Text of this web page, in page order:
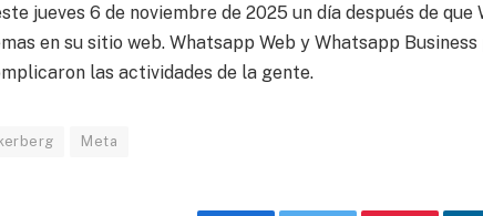
jueves 6 de noviembre de 2025 un día después de
en su sitio web. Whatsapp Web y Whatsapp
las actividades de la gente.
Meta